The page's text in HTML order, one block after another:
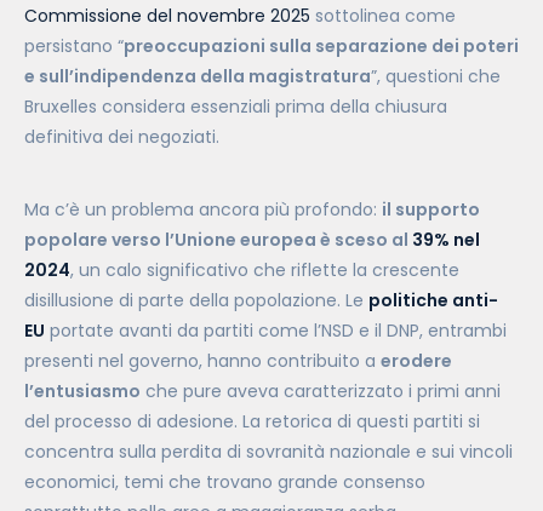
Commissione del novembre 2025 sottolinea come
persistano “preoccupazioni sulla separazione dei poteri
e sull’indipendenza della magistratura”, questioni che
Bruxelles considera essenziali prima della chiusura
definitiva dei negoziati.
Ma c’è un problema ancora più profondo: il supporto
popolare verso l’Unione europea è sceso al 39% nel
2024, un calo significativo che riflette la crescente
disillusione di parte della popolazione. Le politiche anti-
EU portate avanti da partiti come l’NSD e il DNP, entrambi
presenti nel governo, hanno contribuito a erodere
l’entusiasmo che pure aveva caratterizzato i primi anni
del processo di adesione. La retorica di questi partiti si
concentra sulla perdita di sovranità nazionale e sui vincoli
economici, temi che trovano grande consenso